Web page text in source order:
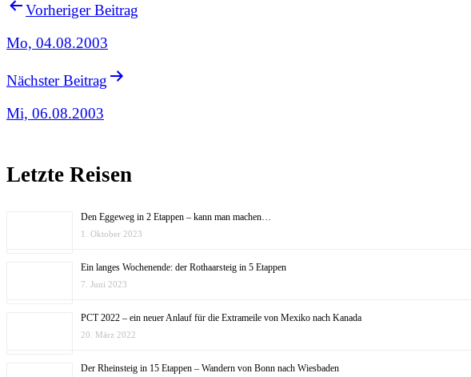
Vorheriger Beitrag
Mo, 04.08.2003
Nächster Beitrag
Mi, 06.08.2003
Letzte Reisen
Den Eggeweg in 2 Etappen – kann man machen…
1. Oktober 2023
Ein langes Wochenende: der Rothaarsteig in 5 Etappen
7. Juni 2023
PCT 2022 – ein neuer Anlauf für die Extrameile von Mexiko nach Kanada
20. März 2022
Der Rheinsteig in 15 Etappen – Wandern von Bonn nach Wiesbaden